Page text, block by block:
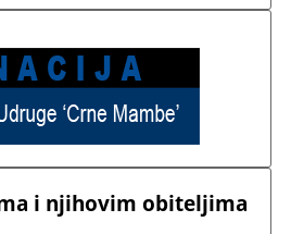
i njihovim obiteljima